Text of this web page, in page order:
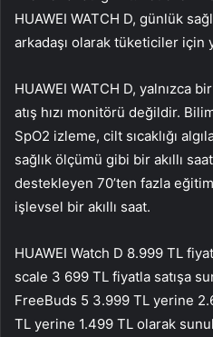
HUAWEI WATCH D, günlük
arkadaşı olarak tüketiciler için
HUAWEI WATCH D, yalnızca
atış hızı monitörü değildir.
SpO2 izleme, cilt sıcaklığı
sağlık ölçümü gibi bir akıllı
destekleyen 70’ten fazla
işlevsel bir akıllı saat.
HUAWEI Watch D 8.999 TL
scale 3 699 TL fiyatla satışa
FreeBuds 5 3.999 TL yerine
TL yerine 1.499 TL olarak